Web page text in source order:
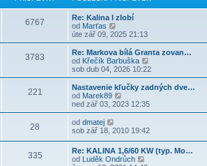
e
k
í
s
p
ě
v
e
k
n
í
p
ř
í
s
p
ě
v
e
k
o
s
l
e
d
n
í
p
ř
í
s
p
ě
v
k
t
o
s
l
e
d
n
í
ř
í
p
v
e
k
6767
Re: Kalina I zlobí
od Marťas
o
b
r
a
z
t
p
o
s
d
n
í
p
úte zář 09, 2025 21:13
3783
Re: Markova bílá Granta zovan…
od Křečík Barbuška
o
b
r
z
p
o
s
l
sob dub 04, 2026 10:22
221
Nastavenie kľučky zadných dve…
od Marek89
o
b
a
i
t
p
ned zář 03, 2023 12:35
28 od dmatej
o
a
z
sob zář 18, 2010 19:42
335
Re: KALINA 1,6/60 KW (typ. Mo…
od Luděk Ondrůch